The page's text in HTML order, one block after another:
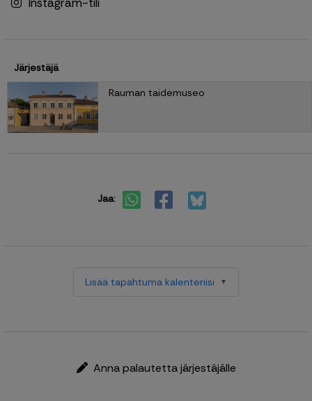
Järjestäjä
Rauman taidemuseo
Jaa:
Lisää tapahtuma kalenteriisi
Anna palautetta järjestäjälle